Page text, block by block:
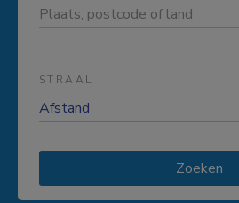
STRAAL
Zoeken